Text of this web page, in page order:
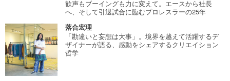
歓声もブーイングも力に変えて。エースから社長
へ、そして引退試合に臨むプロレスラーの25年
落合宏理
「勘違いと妄想は大事」。境界を越えて活躍するデ
ザイナーが語る、感動をシェアするクリエイション
哲学